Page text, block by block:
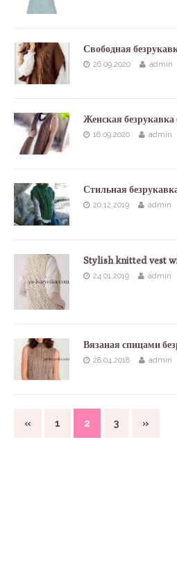
Свободная
26.09.2020 admin
Женская безрукавка
16.09.2020 admin
Стильная
20.12.2019 admin
Stylish knitted vest
24.01.2019 admin
Вязаная спицами
28.04.2018 admin
« 1 2 3 »